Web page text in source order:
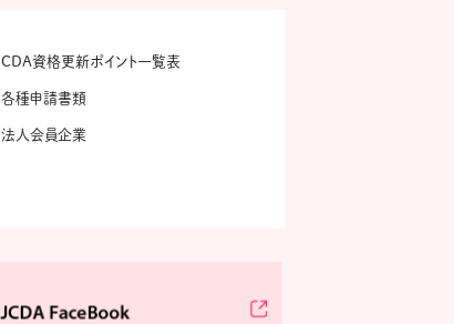
CDA資格更新ポイント一覧表
各種申請書類
法人会員企業